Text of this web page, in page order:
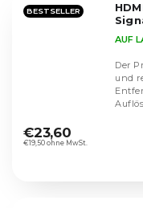
Sternen.
BESTSELLER
durchschnittliche
Produktbewertung
AUF
€19,50 ohne MwSt.
€23,60
Der
und